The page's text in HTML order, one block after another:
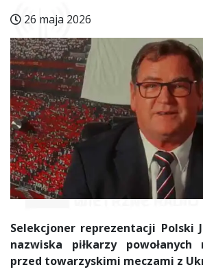
26 maja 2026
Selekcjoner reprezentacji Polski
nazwiska piłkarzy powołanych
przed towarzyskimi meczami z